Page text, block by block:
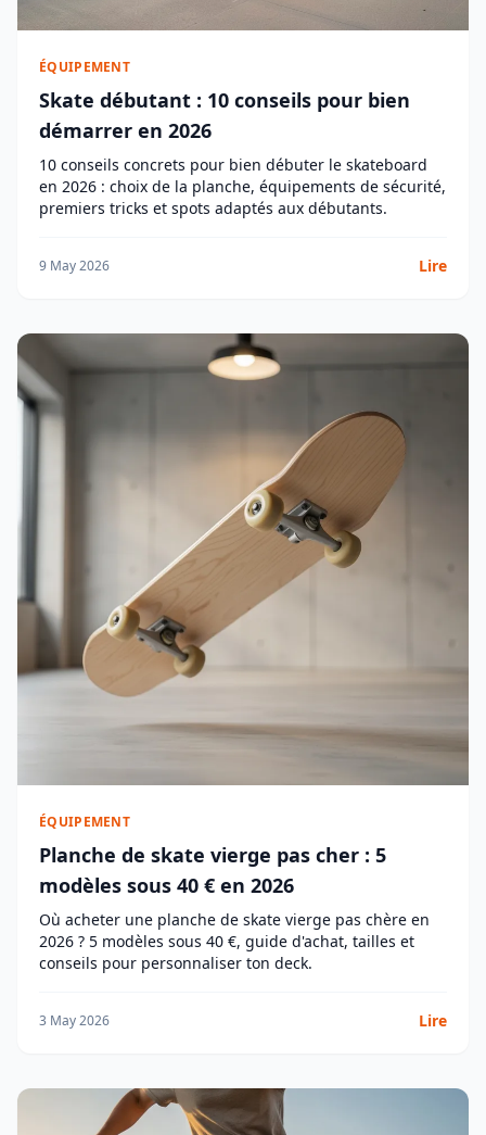
ÉQUIPEMENT
Skate débutant : 10 conseils pour bien
démarrer en 2026
10 conseils concrets pour bien débuter le skateboard
en 2026 : choix de la planche, équipements de sécurité,
premiers tricks et spots adaptés aux débutants.
9 May 2026 Lire
ÉQUIPEMENT
Planche de skate vierge pas cher : 5
modèles sous 40 € en 2026
Où acheter une planche de skate vierge pas chère en
2026 ? 5 modèles sous 40 €, guide d'achat, tailles et
conseils pour personnaliser ton deck.
3 May 2026 Lire